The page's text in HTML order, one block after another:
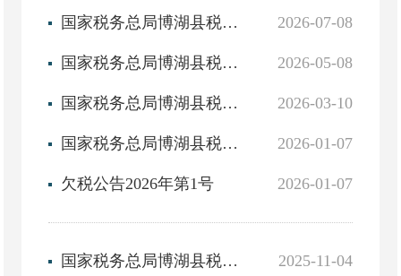
2026-07-08
国家税务总局博湖县税务局2026年6月非正常户公告
2026-05-08
国家税务总局博湖县税务局2026年4月非正常户公告
2026-03-10
国家税务总局博湖县税务局2026年2月非正常户公告
2026-01-07
国家税务总局博湖县税务局2025年12月非正常户公告
2026-01-07
欠税公告2026年第1号
2025-11-04
国家税务总局博湖县税务局2025年10月非正常户公告